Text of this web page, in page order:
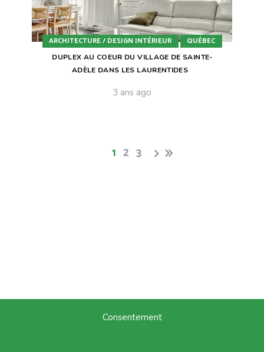
ARCHITECTURE / DESIGN INTÉRIEUR QUÉBEC
DUPLEX AU COEUR DU VILLAGE DE SAINTE-
ADÈLE DANS LES LAURENTIDES
3 ans ago
1 2 3
Consentement